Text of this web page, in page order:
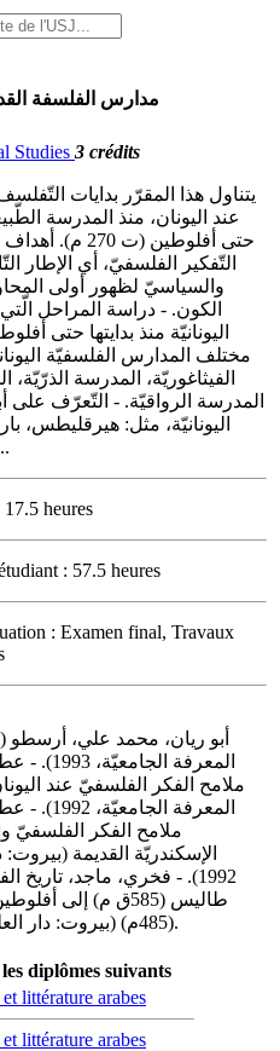
مدارس الفلسفة
Studies 3 crédits
يتناول هذا المقرّر بدايات
حتى أفلوطين (ت
التّفكير الفلسفيّ، أي الإطار
والسياسيّ لظهور أولى
الكون. - دراسة المراحل
اليونانيّة منذ بدايتها حتى
مختلف المدارس الفلسفيّة
الفيثاغوريّة، المدرسة الذرّيّة،
المدرسة الرواقيّة. - التّعرّف على
اليونانيّة، مثل: هيرقليطس،
heures
: 57.5 heures
: Examen final, Travaux
المعرفة
ملامح الفكر الفلسفيّ عند
المعرفة
ملامح الفكر الفلسفيّ
الإسكندريّة القديمة (بيروت:
1992). - فخري، ماجد، تاريخ
(485م) (بيروت: دار العلم للملايين، 1991).
diplômes suivants
littérature arabes
littérature arabes